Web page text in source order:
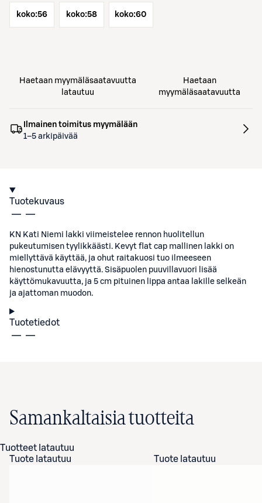
koko:56 koko:58 koko:60
Haetaan myymäläsaatavuutta
latautuu
Haetaan
myymäläsaatavuutta
Ilmainen toimitus myymälään
1–5 arkipäivää
Tuotekuvaus
KN Kati Niemi lakki viimeistelee rennon huolitellun
pukeutumisen tyylikkäästi. Kevyt flat cap mallinen lakki on
miellyttävä käyttää, ja ohut raitakuosi tuo ilmeeseen
hienostunutta elävyyttä. Sisäpuolen puuvillavuori lisää
käyttömukavuutta, ja 5 cm pituinen lippa antaa lakille selkeän
ja ajattoman muodon.
Tuotetiedot
Samankaltaisia tuotteita
Tuotteet latautuu
Tuote latautuu
Tuote latautuu